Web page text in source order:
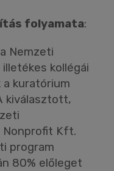
folyamata:
Nemzeti
kollégái
kuratórium
kiválasztott,
Nonprofit Kft.
program
80% előleget